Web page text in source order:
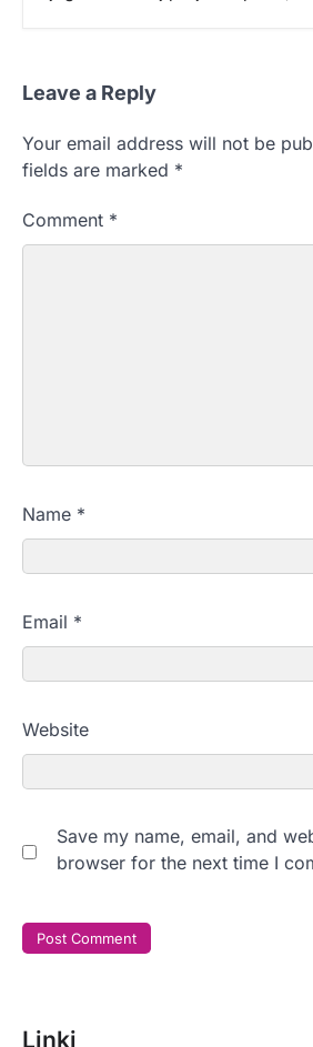
Leave a Reply
Your email address will not be
fields are marked *
Comment *
Name *
Email *
Website
Save my name, email, and
browser for the next time I
Linki